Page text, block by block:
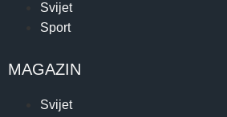
Svijet
Sport
MAGAZIN
Svijet